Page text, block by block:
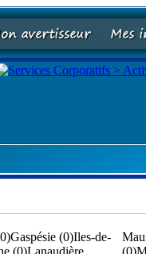
Gaspésie (0)Iles-de-
(0)Lanaudière
(0)